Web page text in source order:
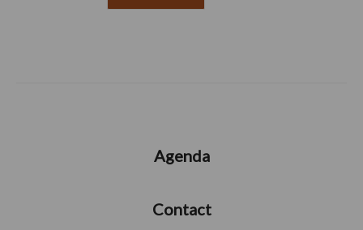
Agenda
Contact